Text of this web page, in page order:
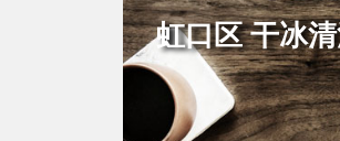
虹口区 干冰